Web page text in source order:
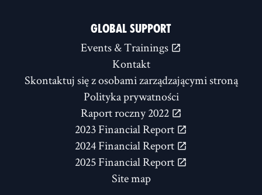
GLOBAL SUPPORT
Events & Trainings
Kontakt
Skontaktuj się z osobami zarządzającymi stroną
Polityka prywatności
Raport roczny 2022
2023 Financial Report
2024 Financial Report
2025 Financial Report
Site map